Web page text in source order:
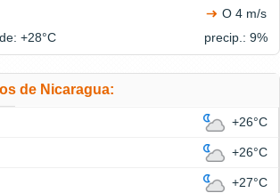
O 4 m/s
+28°C precip.: 9%
de Nicaragua:
+26°C
+26°C
+27°C